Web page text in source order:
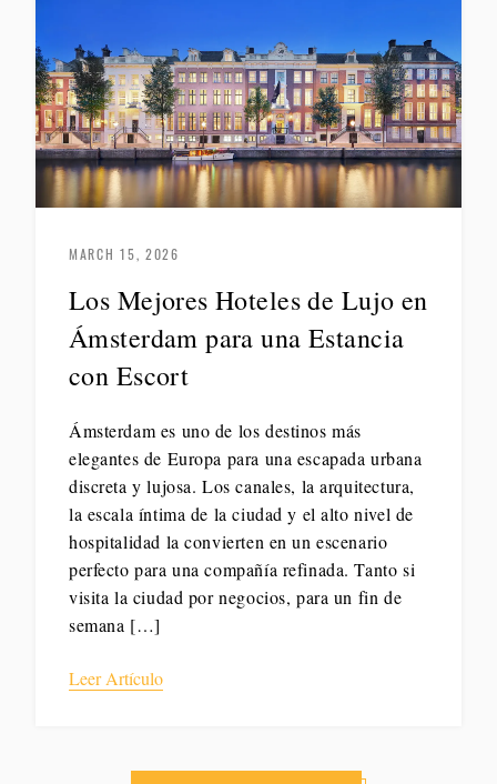
MARCH 15, 2026
Los Mejores Hoteles de Lujo en
Ámsterdam para una Estancia
con Escort
Ámsterdam es uno de los destinos más
elegantes de Europa para una escapada urbana
discreta y lujosa. Los canales, la arquitectura,
la escala íntima de la ciudad y el alto nivel de
hospitalidad la convierten en un escenario
perfecto para una compañía refinada. Tanto si
visita la ciudad por negocios, para un fin de
semana […]
Leer Artículo